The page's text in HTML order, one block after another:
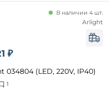
₽
(LED, 220V, IP40)
1
В наличии 4 шт.
Arlight